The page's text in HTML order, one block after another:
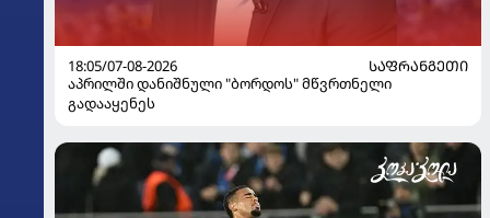
18:05/07-08-2026
ᲡᲐᲤᲠᲐᲜᲒᲔᲗᲘ
აპრილში დანიშნული "ბორდოს" მწვრთნელი
გადააყენეს